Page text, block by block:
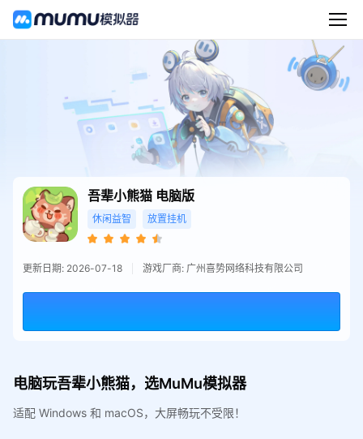
吾辈小熊猫 电脑版
休闲益智 放置挂机
更新日期: 2026-07-18 游戏厂商: 广州喜势网络科技有限公司
电脑玩吾辈小熊猫，选MuMu模拟器
适配 Windows 和 macOS，大屏畅玩不受限！